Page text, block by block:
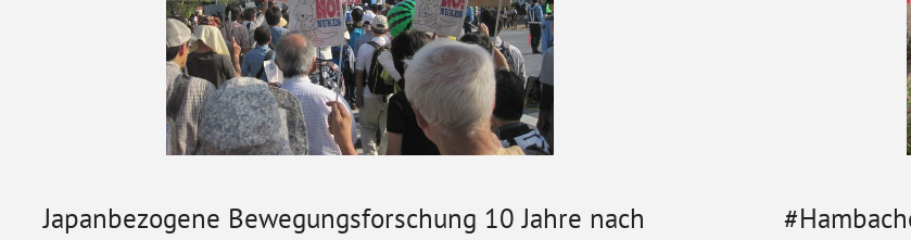
Japanbezogene Bewegungsforschung 10 Jahre nach